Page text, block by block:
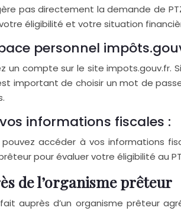
pas directement la demande de
éligibilité et votre situation
personnel
un compte sur le site impots.gouv.fr.
important de choisir un mot de
informations fiscales :
accéder à vos informations
pour évaluer votre éligibilité
de l’organisme prêteur
auprès d’un organisme prêteur